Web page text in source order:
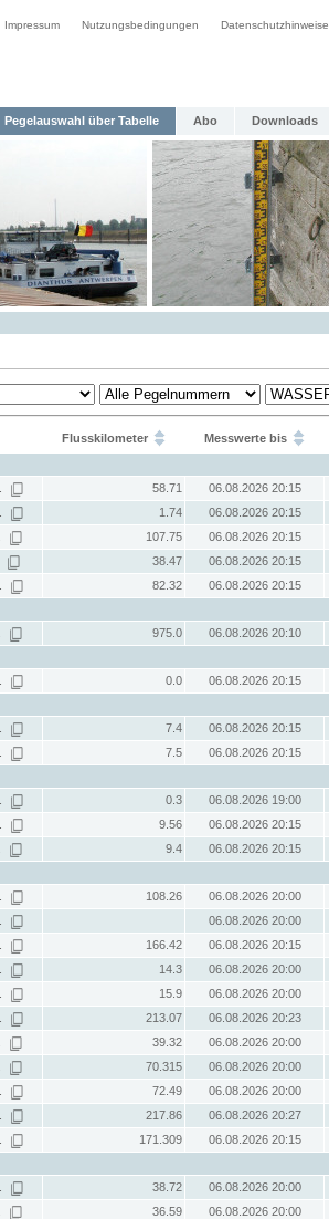
Impressum Nutzungsbedingungen Datenschutzhinweise
Pegelauswahl über Tabelle Abo Downloads
Flusskilometer Messwerte bis
58.71
06.08.2026 20:15
1.74
06.08.2026 20:15
107.75
06.08.2026 20:15
38.47
06.08.2026 20:15
82.32
06.08.2026 20:15
975.0
06.08.2026 20:10
0.0
06.08.2026 20:15
7.4
06.08.2026 20:15
7.5
06.08.2026 20:15
0.3
06.08.2026 19:00
9.56
06.08.2026 20:15
9.4
06.08.2026 20:15
108.26
06.08.2026 20:00
06.08.2026 20:00
166.42
06.08.2026 20:15
14.3
06.08.2026 20:00
15.9
06.08.2026 20:00
213.07
06.08.2026 20:23
39.32
06.08.2026 20:00
70.315
06.08.2026 20:00
72.49
06.08.2026 20:00
217.86
06.08.2026 20:27
171.309
06.08.2026 20:15
38.72
06.08.2026 20:00
36.59
06.08.2026 20:00